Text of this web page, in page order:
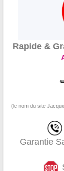
Rapide &
(le nom du site
Garantie